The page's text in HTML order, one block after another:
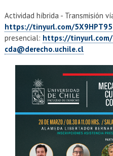
Actividad híbrida - Transmisión
https://tinyurl.com/5X9HPT95
presencial: https://tinyurl.com/
cda@derecho.uchile.cl